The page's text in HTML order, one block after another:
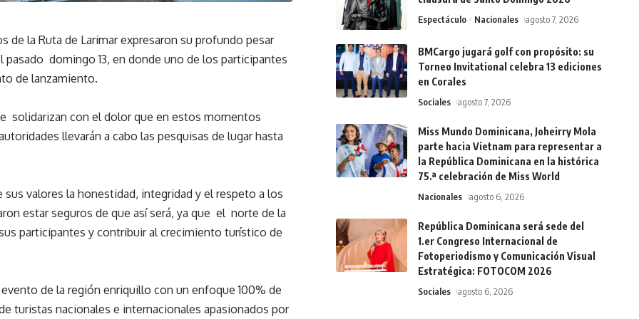
de la Ruta de Larimar expresaron su profundo pesar
domingo 13, en donde uno de los participantes
de lanzamiento.
solidarizan con el dolor que en estos momentos
llevarán a cabo las pesquisas de lugar hasta
valores la honestidad, integridad y el respeto a los
estar seguros de que así será, ya que el norte de la
participantes y contribuir al crecimiento turístico de
de la región enriquillo con un enfoque 100% de
turistas nacionales e internacionales apasionados por
Espectáculo Nacionales agosto 7, 2026
BMCargo jugará golf con propósito: su
Torneo Invitational celebra 13 ediciones
en Corales
Sociales agosto 7, 2026
Miss Mundo Dominicana, Joheirry Mola
parte hacia Vietnam para representar a
la República Dominicana en la histórica
75.ª celebración de Miss World
Nacionales agosto 6, 2026
República Dominicana será sede del
1.er Congreso Internacional de
Fotoperiodismo y Comunicación Visual
Estratégica: FOTOCOM 2026
Sociales agosto 6, 2026